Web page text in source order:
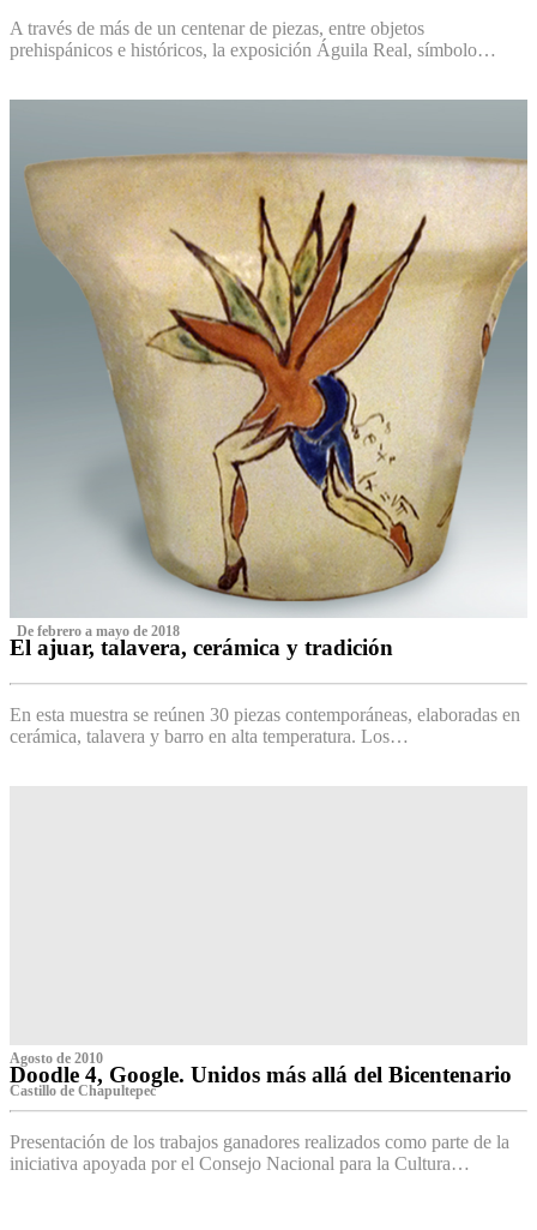
A través de más de un centenar de piezas, entre objetos
prehispánicos e históricos, la exposición Águila Real, símbolo…
‌ De febrero a mayo de 2018
El ajuar, talavera, cerámica y tradición
En esta muestra se reúnen 30 piezas contemporáneas, elaboradas en
cerámica, talavera y barro en alta temperatura. Los…
Agosto de 2010
Doodle 4, Google. Unidos más allá del Bicentenario
Castillo de Chapultepec
Presentación de los trabajos ganadores realizados como parte de la
iniciativa apoyada por el Consejo Nacional para la Cultura…